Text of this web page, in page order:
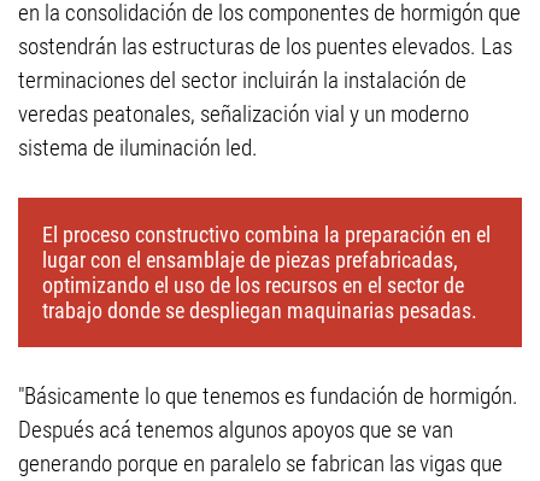
en la consolidación de los componentes de hormigón que
sostendrán las estructuras de los puentes elevados. Las
terminaciones del sector incluirán la instalación de
veredas peatonales, señalización vial y un moderno
sistema de iluminación led.
El proceso constructivo combina la preparación en el
lugar con el ensamblaje de piezas prefabricadas,
optimizando el uso de los recursos en el sector de
trabajo donde se despliegan maquinarias pesadas.
"Básicamente lo que tenemos es fundación de hormigón.
Después acá tenemos algunos apoyos que se van
generando porque en paralelo se fabrican las vigas que